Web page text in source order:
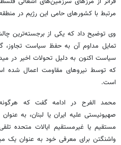
مرتبط با کشورهای حامی این رژیم در
وی توضیح داد که یکی از برجسته‌ترین
تمایل مداوم آن به حفظ سیاست
سیاست اکنون به دلیل تحولات اخیر در
که توسط نیروهای مقاومت اعمال شده
است.
محمد الفرح در ادامه گفت که
صهیونیستی علیه ایران یا لبنان، به
مستقیم یا غیرمستقیم ایالات متحده
واشنگتن برای معرفی خود به عنوان یک